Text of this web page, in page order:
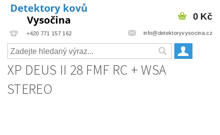
+420 771 157 162 info@detektoryvysocina.cz
0 Kč
XP DEUS II 28 FMF RC + WSA
STEREO